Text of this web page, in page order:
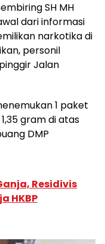
SH MH
dari informasi
narkotika di
personil
Jalan
1 paket
gram di atas
DMP
Residivis
HKBP